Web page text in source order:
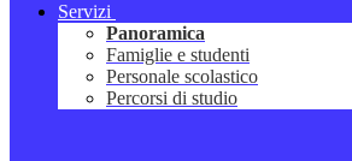
Servizi
Panoramica
Famiglie e studenti
Personale scolastico
Percorsi di studio